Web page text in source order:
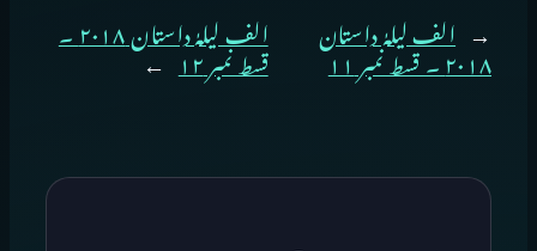
←
الف لیلہٰ داستان
۲۰۱۸ ۔ قسط نمبر ۱۱
الف لیلہٰ داستان ۲۰۱۸ ۔
قسط نمبر ۱۲
→